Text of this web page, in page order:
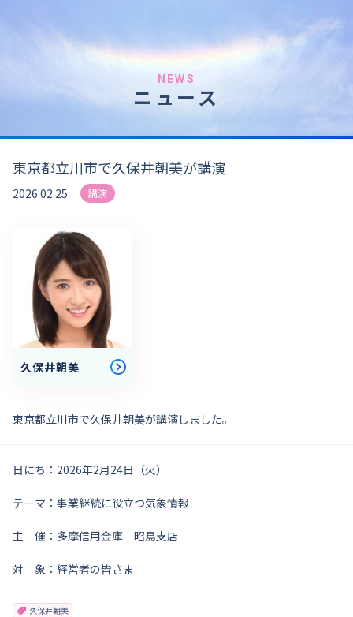
NEWS
ニュース
東京都立川市で久保井朝美が講演
2026.02.25 講演
久保井朝美
東京都立川市で久保井朝美が講演しました。
日にち：2026年2月24日（火）
テーマ：事業継続に役立つ気象情報
主 催：多摩信用金庫 昭島支店
対 象：経営者の皆さま
久保井朝美